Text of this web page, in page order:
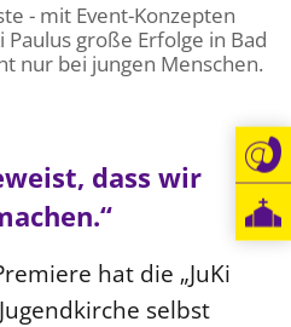
- mit Event-Konzepten
große Erfolge in Bad
nur bei jungen Menschen.
dass wir
hat die „JuKi
selbst